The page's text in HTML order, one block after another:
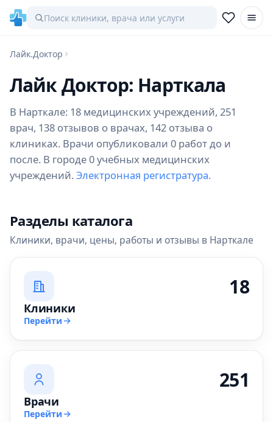
Лайк.Доктор
Лайк Доктор: Нарткала
В Нарткале: 18 медицинских учреждений, 251
врач, 138 отзывов о врачах, 142 отзыва о
клиниках. Врачи опубликовали 0 работ до и
после. В городе 0 учебных медицинских
учреждений. Электронная регистратура.
Разделы каталога
Клиники, врачи, цены, работы и отзывы в Нарткале
18
Клиники
Перейти
251
Врачи
Перейти